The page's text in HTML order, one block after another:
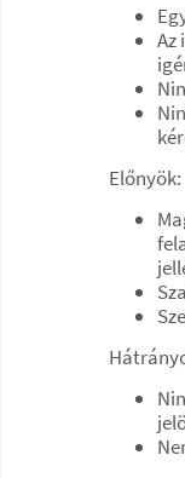
Az
Előnyök: